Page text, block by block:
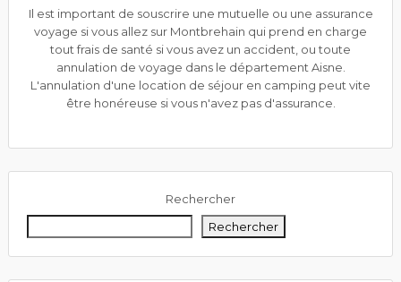
Il est important de souscrire une mutuelle ou une assurance
voyage si vous allez sur Montbrehain qui prend en charge
tout frais de santé si vous avez un accident, ou toute
annulation de voyage dans le département Aisne.
L'annulation d'une location de séjour en camping peut vite
être honéreuse si vous n'avez pas d'assurance.
Rechercher
Rechercher